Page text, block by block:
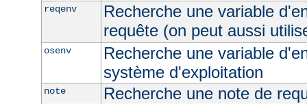
reqenv
Recherche une variable
requête (on peut aussi
osenv
Recherche une variable
système d'exploitation
note Recherche une note de